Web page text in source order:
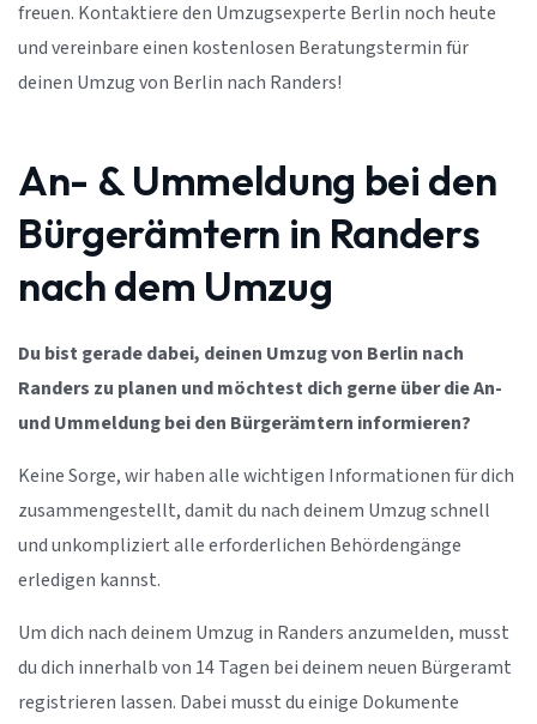
freuen. Kontaktiere den Umzugsexperte Berlin noch heute
und vereinbare einen kostenlosen Beratungstermin für
deinen Umzug von Berlin nach Randers!
An- & Ummeldung bei den
Bürgerämtern in Randers
nach dem Umzug
Du bist gerade dabei, deinen Umzug von Berlin nach
Randers zu planen und möchtest dich gerne über die An-
und Ummeldung bei den Bürgerämtern informieren?
Keine Sorge, wir haben alle wichtigen Informationen für dich
zusammengestellt, damit du nach deinem Umzug schnell
und unkompliziert alle erforderlichen Behördengänge
erledigen kannst.
Um dich nach deinem Umzug in Randers anzumelden, musst
du dich innerhalb von 14 Tagen bei deinem neuen Bürgeramt
registrieren lassen. Dabei musst du einige Dokumente